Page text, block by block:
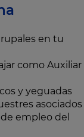
en tu
como Auxiliar
y yeguadas
asociados
empleo del